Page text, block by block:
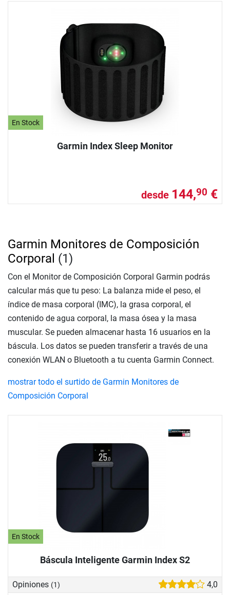
En Stock
Garmin Index Sleep Monitor
desde 144,90 €
En Stock
Báscula Inteligente Garmin Index S2
Opiniones (1) 4,0
Garmin Monitores de Composición
Corporal (1)
Con el Monitor de Composición Corporal Garmin podrás
calcular más que tu peso: La balanza mide el peso, el
índice de masa corporal (IMC), la grasa corporal, el
contenido de agua corporal, la masa ósea y la masa
muscular. Se pueden almacenar hasta 16 usuarios en la
báscula. Los datos se pueden transferir a través de una
conexión WLAN o Bluetooth a tu cuenta Garmin Connect.
mostrar todo el surtido de Garmin Monitores de
Composición Corporal